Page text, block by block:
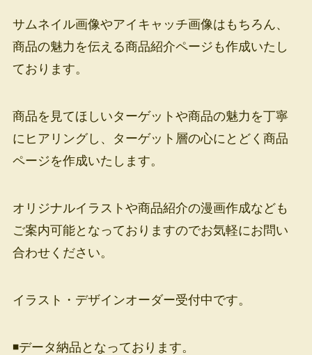
サムネイル画像やアイキャッチ画像はもちろん、
商品の魅力を伝える商品紹介ページも作成いたし
ております。
商品を見てほしいターゲットや商品の魅力を丁寧
にヒアリングし、ターゲット層の心にとどく商品
ページを作成いたします。
オリジナルイラストや商品紹介の漫画作成なども
ご案内可能となっておりますのでお気軽にお問い
合わせください。
イラスト・デザインオーダー受付中です。
◾️データ納品となっております。